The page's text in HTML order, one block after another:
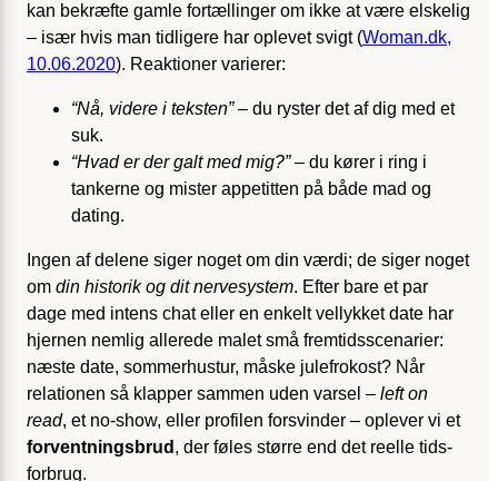
kan bekræfte gamle fortællinger om ikke at være elskelig
– især hvis man tidligere har oplevet svigt (Woman.dk,
10.06.2020). Reaktioner varierer:
“Nå, videre i teksten”– du ryster det af dig med et
suk.
“Hvad er der galt med mig?”– du kører i ring i
tankerne og mister appetitten på både mad og
dating.
Ingen af delene siger noget om din værdi; de siger noget
om din historik og dit nervesystem. Efter bare et par
dage med intens chat eller en enkelt vellykket date har
hjernen nemlig allerede malet små fremtidsscenarier:
næste date, sommerhus­tur, måske julefrokost? Når
relationen så klapper sammen uden varsel – left on
read, et no-show, eller profilen forsvinder – oplever vi et
forventningsbrud , der føles større end det reelle tids­
forbrug.